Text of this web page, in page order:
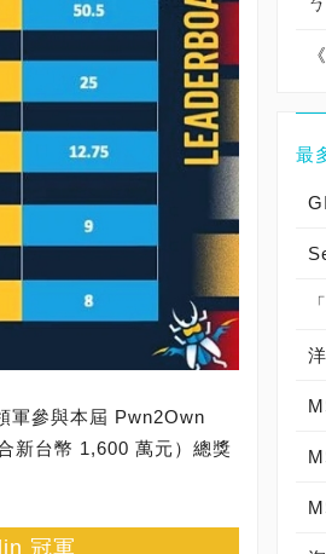
軍參與本屆 Pwn2Own
新台幣 1,600 萬元）總獎
冠軍
最